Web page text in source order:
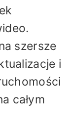
szersze
i
całym